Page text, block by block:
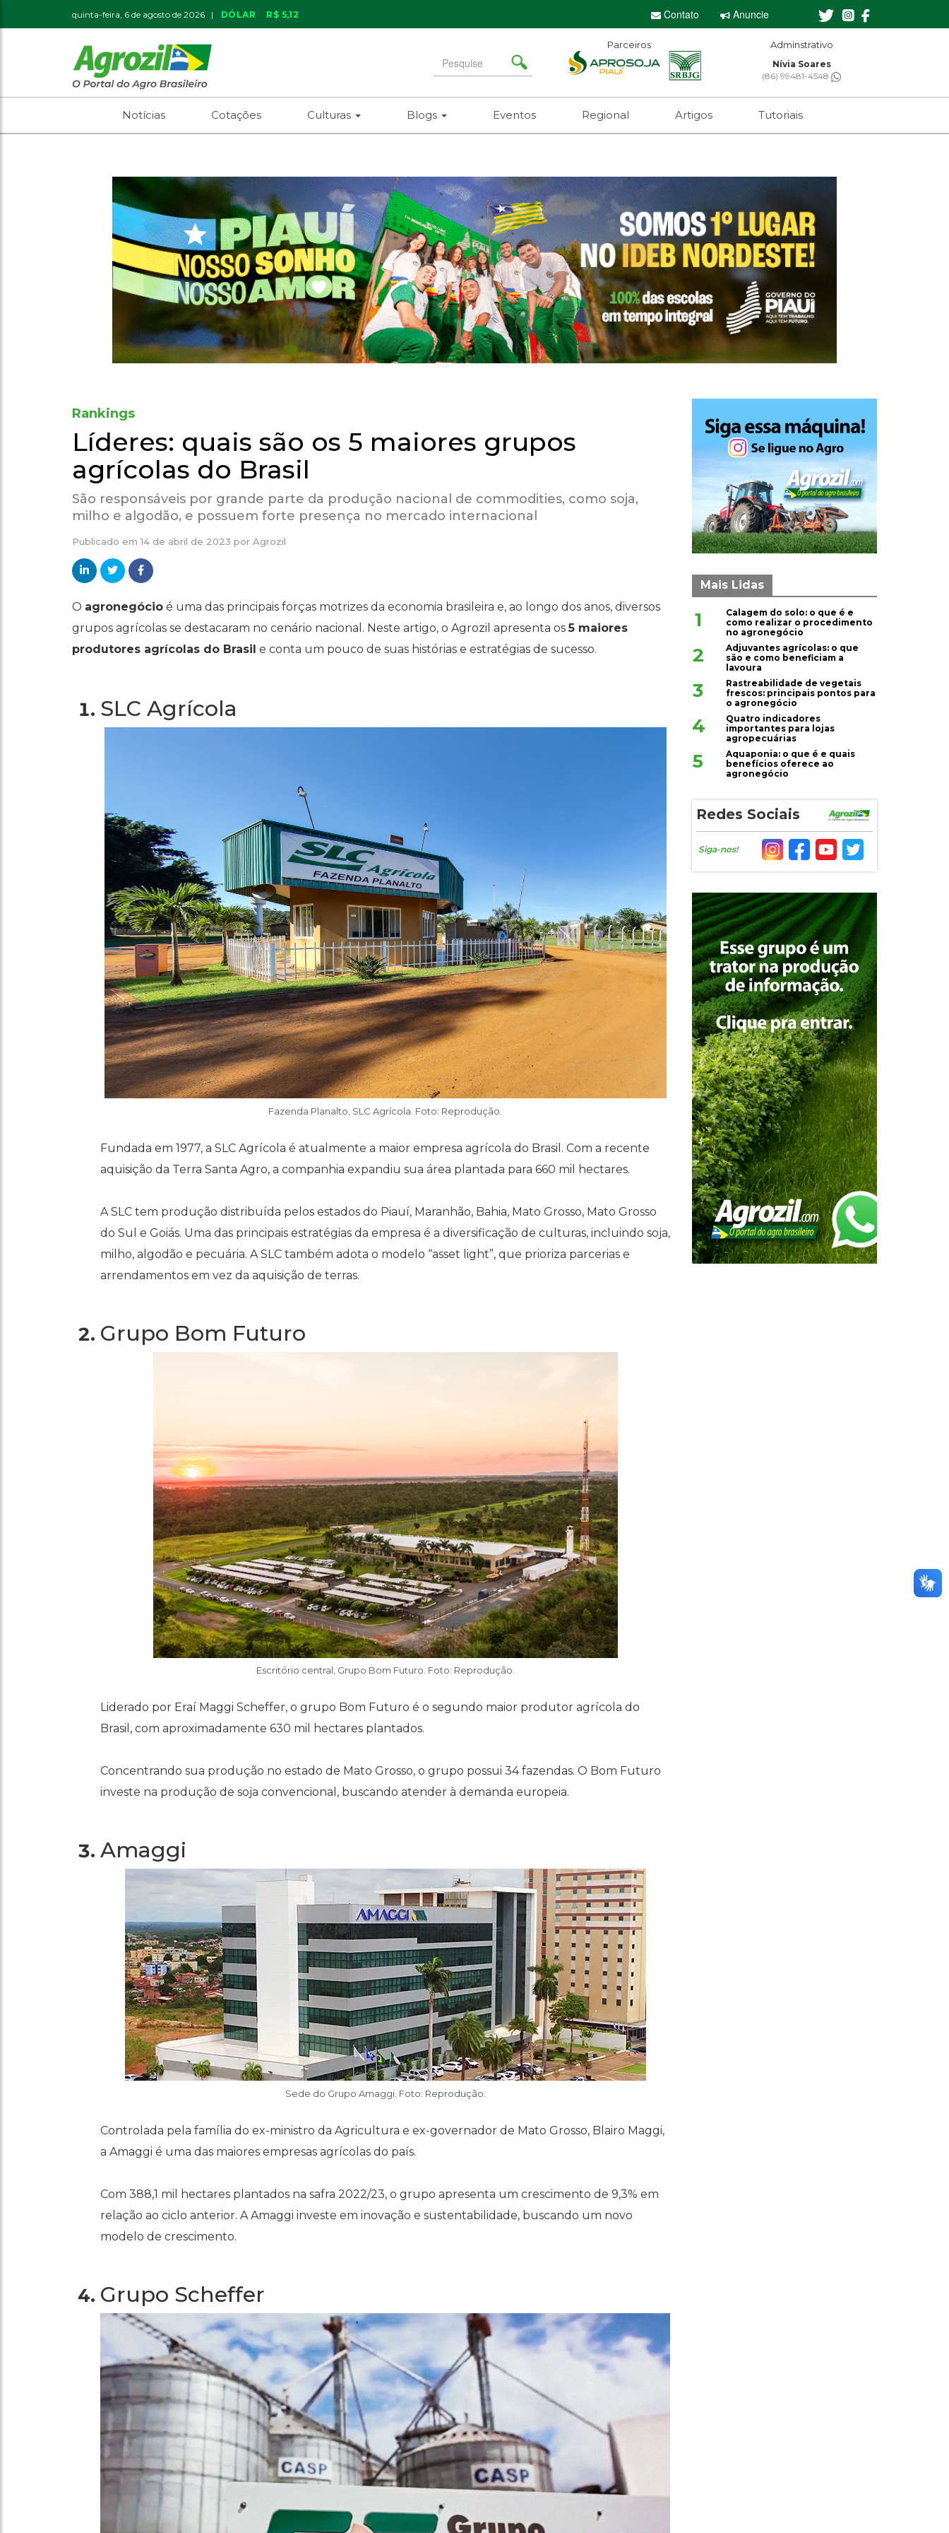
quinta-feira, 6 de agosto de 2026 | DÓLAR R$ 5,12 Contato Anuncie
Search
for
Parceiros Editor-chefe
Sebastian Eugênio
(61) 99650-2473
Notícias Cotações Culturas Blogs Eventos Regional Artigos Tutoriais
Rankings
Líderes: quais são os 5 maiores grupos
agrícolas do Brasil
São responsáveis por grande parte da produção nacional de commodities, como soja,
milho e algodão, e possuem forte presença no mercado internacional
Publicado em14 de abril de 2023 por Agrozil
O agronegócio é uma das principais forças motrizes da economia brasileira e, ao longo dos anos, diversos
grupos agrícolas se destacaram no cenário nacional. Neste artigo, o Agrozil apresenta os5 maiores
produtores agrícolas do Brasil e conta um pouco de suas histórias e estratégias de sucesso.
SLC Agrícola
Fazenda Planalto, SLC Agrícola. Foto: Reprodução.
Fundada em 1977, a SLC Agrícola é atualmente a maior empresa agrícola do Brasil. Com a recente
aquisição da Terra Santa Agro, a companhia expandiu sua área plantada para 660 mil hectares.
A SLC tem produção distribuída pelos estados do Piauí, Maranhão, Bahia, Mato Grosso, Mato Grosso
do Sul e Goiás. Uma das principais estratégias da empresa é a diversificação de culturas, incluindo soja,
milho, algodão e pecuária. A SLC também adota o modelo “asset light”, que prioriza parcerias e
arrendamentos em vez da aquisição de terras.
Grupo Bom Futuro
Escritório central, Grupo Bom Futuro. Foto: Reprodução.
Liderado por Eraí Maggi Scheffer, o grupo Bom Futuro é o segundo maior produtor agrícola do
Brasil, com aproximadamente 630 mil hectares plantados.
Concentrando sua produção no estado de Mato Grosso, o grupo possui 34 fazendas. O Bom Futuro
investe na produção de soja convencional, buscando atender à demanda europeia.
Amaggi
Sede do Grupo Amaggi. Foto: Reprodução.
Controlada pela família do ex-ministro da Agricultura e ex-governador de Mato Grosso, Blairo Maggi,
a Amaggi é uma das maiores empresas agrícolas do país.
Com 388,1 mil hectares plantados na safra 2022/23, o grupo apresenta um crescimento de 9,3% em
relação ao ciclo anterior. A Amaggi investe em inovação e sustentabilidade, buscando um novo
modelo de crescimento.
Grupo Scheffer
Mais Lidas
1
Calagem do solo: o que é e
como realizar o procedimento
no agronegócio
2
Adjuvantes agrícolas: o que
são e como beneficiam a
lavoura
3
Rastreabilidade de vegetais
frescos: principais pontos para
o agronegócio
4
Quatro indicadores
importantes para lojas
agropecuárias
5
Aquaponia: o que é e quais
benefícios oferece ao
agronegócio
Redes Sociais
Siga-nos!